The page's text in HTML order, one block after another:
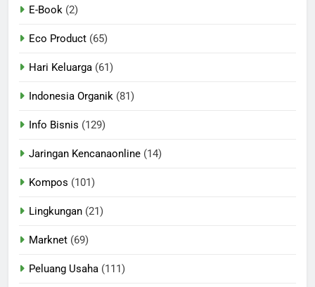
E-Book (2)
Eco Product (65)
Hari Keluarga (61)
Indonesia Organik (81)
Info Bisnis (129)
Jaringan Kencanaonline (14)
Kompos (101)
Lingkungan (21)
Marknet (69)
Peluang Usaha (111)